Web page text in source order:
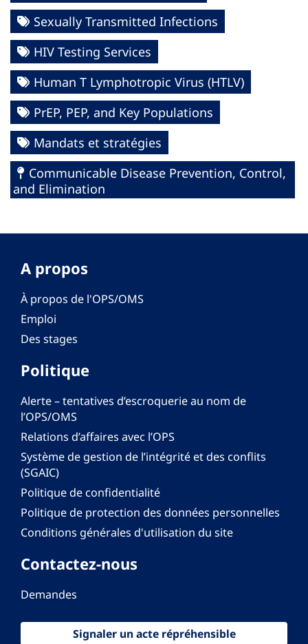
Sexually Transmitted Infections
HIV Testing Services
Human T Lymphotropic Virus (HTLV)
PrEP, PEP, and Key Populations
Mandats et stratégies
Communicable Disease Prevention, Control,
and Elimination
A propos
À propos de l'OPS/OMS
Emploi
Des stages
Politique
Alerte – tentatives d’escroquerie au nom de
l’OPS/OMS
Relations d’affaires avec l’OPS
Système de gestion de l’intégrité et des conflits
(SGAIC)
Politique de confidentialité
Politique de protection des données personnelles
Conditions générales d'utilisation du site
Contactez-nous
Demandes
Signaler un acte répréhensible